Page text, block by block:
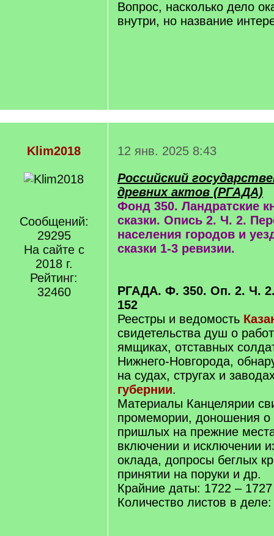
Вопрос, насколько дело
внутри, но название
Klim2018
Сообщений:
29295
На сайте с
2018 г.
Рейтинг:
32460
12 янв. 2025 8:43
Российский
древних актов (РГАДА)
Фонд 350. Ландратские
сказки. Опись 2. Ч. 2.
населения городов и
сказки 1-3 ревизии.
РГАДА. Ф. 350. Оп. 2. Ч.
152
Реестры и ведомость
свидетельства душ о
ямщиках, отставных
Нижнего-Новгорода,
на судах, стругах и
губернии.
Материалы Канцелярии
промемории, доношения о
пришлых на прежние
включении и исключении
оклада, допросы беглых
принятии на поруки и др.
Крайние даты: 1722 – 1727
Количество листов в